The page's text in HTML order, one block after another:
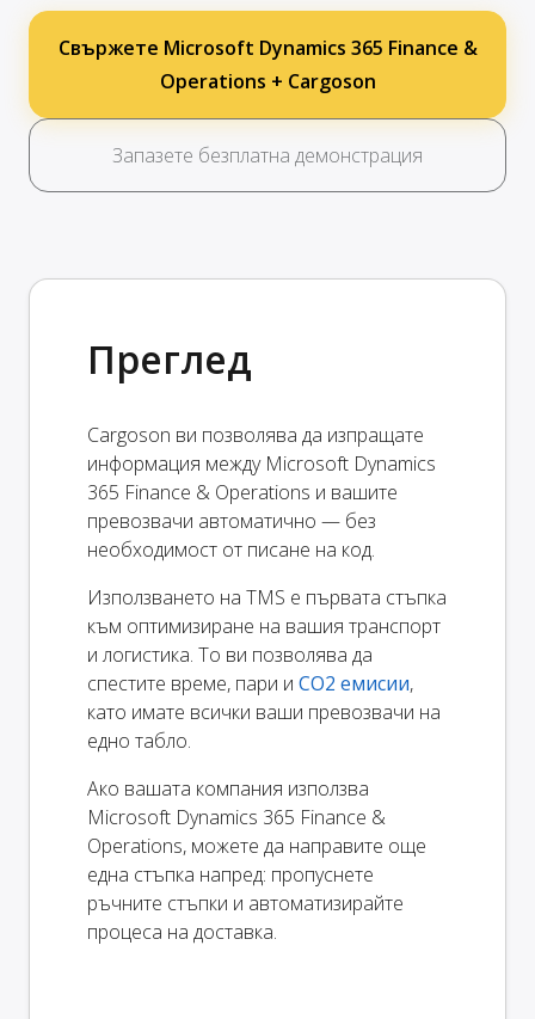
Свържете Microsoft Dynamics 365 Finance &
Operations + Cargoson
Запазете безплатна демонстрация
Преглед
Cargoson ви позволява да изпращате
информация между Microsoft Dynamics
365 Finance & Operations и вашите
превозвачи автоматично — без
необходимост от писане на код.
Използването на TMS е първата стъпка
към оптимизиране на вашия транспорт
и логистика. То ви позволява да
спестите време, пари и CO2 емисии,
като имате всички ваши превозвачи на
едно табло.
Ако вашата компания използва
Microsoft Dynamics 365 Finance &
Operations, можете да направите още
една стъпка напред: пропуснете
ръчните стъпки и автоматизирайте
процеса на доставка.